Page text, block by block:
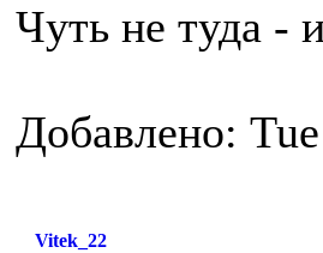
Чуть не туда -
Добавлено:
Vitek_22